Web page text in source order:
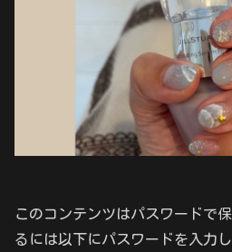
このコンテンツはパスワードで
るには以下にパスワードを入力し